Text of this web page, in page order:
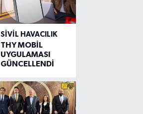
SIVIL HAVACILIK
THY MOBİL
UYGULAMASI
GÜNCELLENDİ